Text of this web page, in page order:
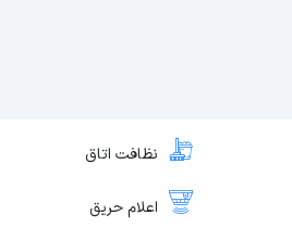
نظافت اتاق
اعلام حریق